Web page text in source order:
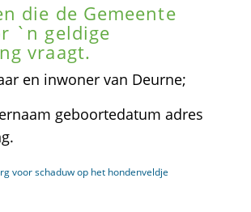
die de Gemeente
`n geldige
vraagt.
en inwoner van Deurne;
geboortedatum adres
voor schaduw op het hondenveldje